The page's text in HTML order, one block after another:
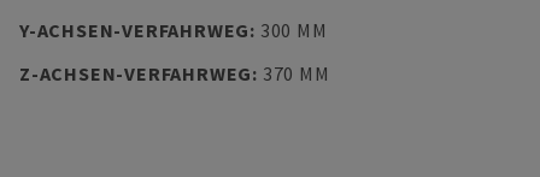
Y-ACHSEN-VERFAHRWEG: 300 MM
Z-ACHSEN-VERFAHRWEG: 370 MM